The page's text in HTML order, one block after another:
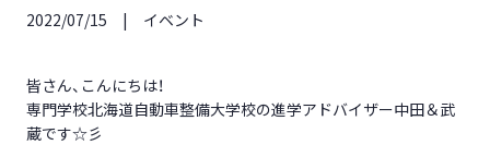
2022/07/15 イベント
皆さん、こんにちは！
専門学校北海道自動車整備大学校の進学アドバイザー中田＆武
蔵です☆彡